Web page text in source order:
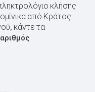
κλήσης
από Κράτος
κάντε τα